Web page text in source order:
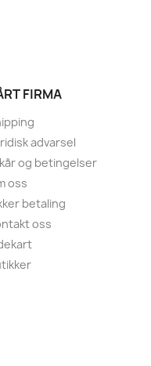
FIRMA
advarsel
og betingelser
oss
betaling
oss